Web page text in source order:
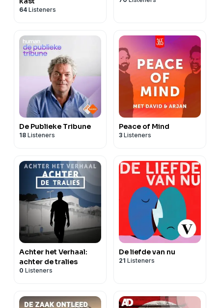
64 Listeners
De Publieke Tribune
18 Listeners
Peace of Mind
3 Listeners
Achter het Verhaal:
achter de tralies
0 Listeners
De liefde van nu
21 Listeners